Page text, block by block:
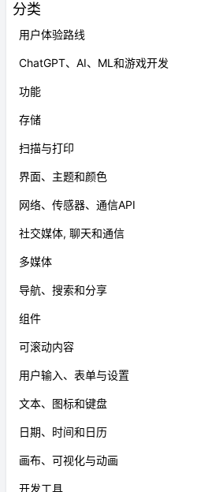
分类
用户体验路线
ChatGPT、AI、ML和游戏开发
功能
存储
扫描与打印
界面、主题和颜色
网络、传感器、通信API
社交媒体, 聊天和通信
多媒体
导航、搜索和分享
组件
可滚动内容
用户输入、表单与设置
文本、图标和键盘
日期、时间和日历
画布、可视化与动画
开发工具